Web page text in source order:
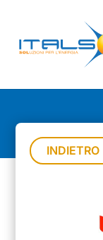
INDIETRO